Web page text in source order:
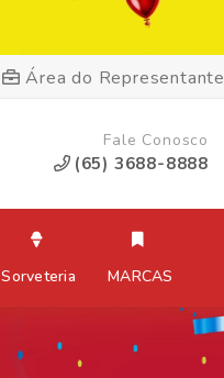
Área do Representante
Fale Conosco
(65) 3688-8888
Sorveteria MARCAS